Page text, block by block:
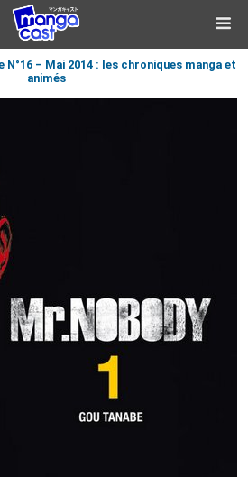
– Mai 2014 : les chroniques manga et
animés